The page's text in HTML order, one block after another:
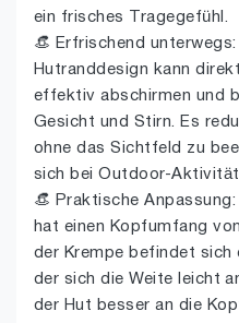
ein frisches Tragegefühl.
👒 Erfrischend
Hutranddesign kann
effektiv abschirmen und
Gesicht und Stirn. Es
ohne das Sichtfeld zu
sich bei Outdoor-
👒 Praktische
hat einen Kopfumfang
der Krempe befindet sich
der sich die Weite leicht
der Hut besser an die